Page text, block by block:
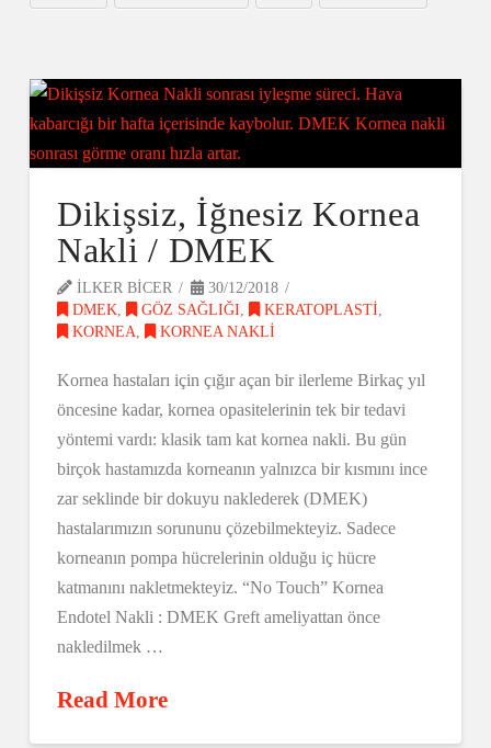
Dikişsiz, İğnesiz Kornea
Nakli / DMEK
ILKER BICER
30/12/2018
DMEK, GÖZ SAĞLIĞI, KERATOPLASTI,
KORNEA, KORNEA NAKLI
Kornea hastaları için çığır açan bir ilerleme Birkaç yıl
öncesine kadar, kornea opasitelerinin tek bir tedavi
yöntemi vardı: klasik tam kat kornea nakli. Bu gün
birçok hastamızda korneanın yalnızca bir kısmını ince
zar seklinde bir dokuyu naklederek (DMEK)
hastalarımızın sorununu çözebilmekteyiz. Sadece
korneanın pompa hücrelerinin olduğu iç hücre
katmanını nakletmekteyiz. “No Touch” Kornea
Endotel Nakli : DMEK Greft ameliyattan önce
nakledilmek …
Read More